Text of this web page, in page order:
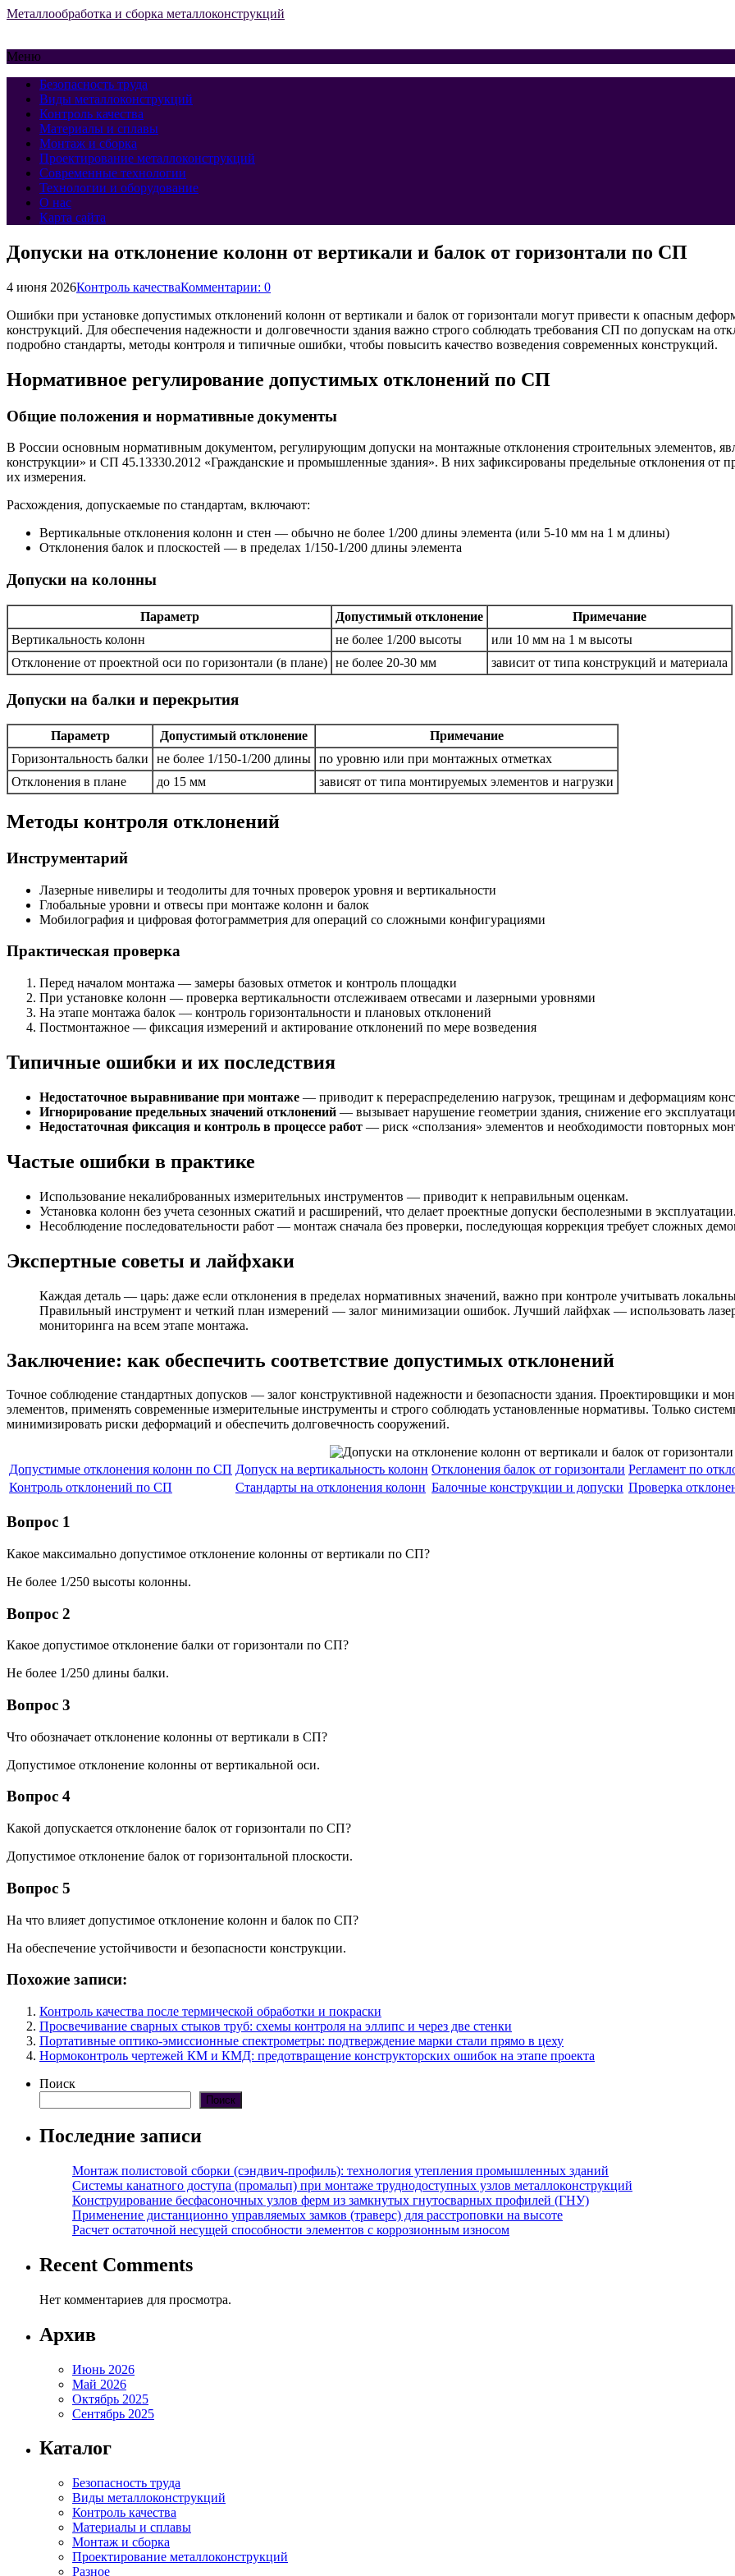
Металлообработка и сборка металлоконструкций
Меню
Безопасность труда
Виды металлоконструкций
Контроль качества
Материалы и сплавы
Монтаж и сборка
Проектирование металлоконструкций
Современные технологии
Технологии и оборудование
О нас
Карта сайта
Допуски на отклонение колонн от вертикали и балок от горизонтали по СП
4 июня 2026Контроль качестваКомментарии: 0
Ошибки при установке допустимых отклонений колонн от вертикали и балок от горизонтали могут привести к опасным
конструкций. Для обеспечения надежности и долговечности здания важно строго соблюдать требования СП по допускам на
подробно стандарты, методы контроля и типичные ошибки, чтобы повысить качество возведения современных конструкций.
Нормативное регулирование допустимых отклонений по СП
Общие положения и нормативные документы
В России основным нормативным документом, регулирующим допуски на монтажные отклонения строительных элементов,
конструкции» и СП 45.13330.2012 «Гражданские и промышленные здания». В них зафиксированы предельные отклонения от
их измерения.
Расхождения, допускаемые по стандартам, включают:
Вертикальные отклонения колонн и стен — обычно не более 1/200 длины элемента (или 5-10 мм на 1 м длины)
Отклонения балок и плоскостей — в пределах 1/150-1/200 длины элемента
Допуски на колонны
Параметр Допустимый отклонение
Примечание
Вертикальность колонн
не более 1/200 высоты
или 10 мм на 1 м высоты
Отклонение от проектной оси по горизонтали (в плане) не более 20-30 мм зависит от типа конструкций и материала
Допуски на балки и перекрытия
Параметр Допустимый отклонение
Примечание
Горизонтальность балки
не более 1/150-1/200 длины по уровню или при монтажных отметках
Отклонения в плане
до 15 мм зависят от типа монтируемых элементов и нагрузки
Методы контроля отклонений
Инструментарий
Лазерные нивелиры и теодолиты для точных проверок уровня и вертикальности
Глобальные уровни и отвесы при монтаже колонн и балок
Мобилография и цифровая фотограмметрия для операций со сложными конфигурациями
Практическая проверка
Перед началом монтажа — замеры базовых отметок и контроль площадки
При установке колонн — проверка вертикальности отслеживаем отвесами и лазерными уровнями
На этапе монтажа балок — контроль горизонтальности и плановых отклонений
Постмонтажное — фиксация измерений и актирование отклонений по мере возведения
Типичные ошибки и их последствия
Недостаточное выравнивание при монтаже — приводит к перераспределению нагрузок, трещинам и деформациям
Игнорирование предельных значений отклонений — вызывает нарушение геометрии здания, снижение его
Недостаточная фиксация и контроль в процессе работ — риск «сползания» элементов и необходимости повторных
Частые ошибки в практике
Использование некалиброванных измерительных инструментов — приводит к неправильным оценкам.
Установка колонн без учета сезонных сжатий и расширений, что делает проектные допуски бесполезными в эксплуатации.
Несоблюдение последовательности работ — монтаж сначала без проверки, последующая коррекция требует сложных
Экспертные советы и лайфхаки
Каждая деталь — царь: даже если отклонения в пределах нормативных значений, важно при контроле учитывать
Правильный инструмент и четкий план измерений — залог минимизации ошибок. Лучший лайфхак — использовать
мониторинга на всем этапе монтажа.
Заключение: как обеспечить соответствие допустимых отклонений
Точное соблюдение стандартных допусков — залог конструктивной надежности и безопасности здания. Проектировщики и
элементов, применять современные измерительные инструменты и строго соблюдать установленные нормативы. Только
минимизировать риски деформаций и обеспечить долговечность сооружений.
Допустимые отклонения колонн по СП Допуск на вертикальность колонн Отклонения балок от горизонтали Регламент по
Контроль отклонений по СП
Стандарты на отклонения колонн Балочные конструкции и допуски Проверка
Вопрос 1
Какое максимально допустимое отклонение колонны от вертикали по СП?
Не более 1/250 высоты колонны.
Вопрос 2
Какое допустимое отклонение балки от горизонтали по СП?
Не более 1/250 длины балки.
Вопрос 3
Что обозначает отклонение колонны от вертикали в СП?
Допустимое отклонение колонны от вертикальной оси.
Вопрос 4
Какой допускается отклонение балок от горизонтали по СП?
Допустимое отклонение балок от горизонтальной плоскости.
Вопрос 5
На что влияет допустимое отклонение колонн и балок по СП?
На обеспечение устойчивости и безопасности конструкции.
Похожие записи:
Контроль качества после термической обработки и покраски
Просвечивание сварных стыков труб: схемы контроля на эллипс и через две стенки
Портативные оптико-эмиссионные спектрометры: подтверждение марки стали прямо в цеху
Нормоконтроль чертежей КМ и КМД: предотвращение конструкторских ошибок на этапе проекта
Поиск
Поиск
Последние записи
Монтаж полистовой сборки (сэндвич-профиль): технология утепления промышленных зданий
Системы канатного доступа (промальп) при монтаже труднодоступных узлов металлоконструкций
Конструирование бесфасоночных узлов ферм из замкнутых гнутосварных профилей (ГНУ)
Применение дистанционно управляемых замков (траверс) для расстроповки на высоте
Расчет остаточной несущей способности элементов с коррозионным износом
Recent Comments
Нет комментариев для просмотра.
Архив
Июнь 2026
Май 2026
Октябрь 2025
Сентябрь 2025
Каталог
Безопасность труда
Виды металлоконструкций
Контроль качества
Материалы и сплавы
Монтаж и сборка
Проектирование металлоконструкций
Разное